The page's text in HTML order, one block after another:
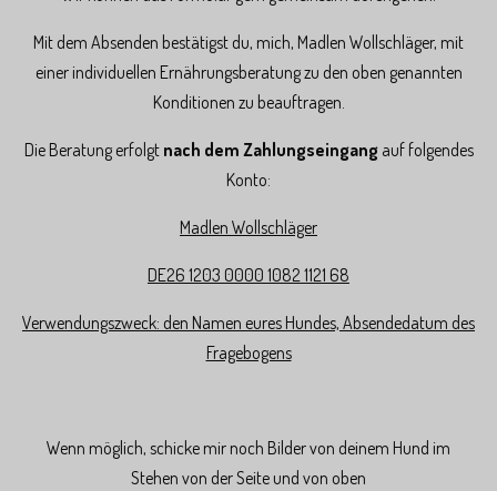
Mit dem Absenden bestätigst du, mich, Madlen Wollschläger, mit
einer individuellen Ernährungsberatung zu den oben genannten
Konditionen zu beauftragen.
Die Beratung erfolgt nach dem Zahlungseingangauf folgendes
Konto:
Madlen Wollschläger
DE26 1203 0000 1082 1121 68
Verwendungszweck: den Namen eures Hundes, Absendedatum des
Fragebogens
Wenn möglich, schicke mir noch Bilder von deinem Hund im
Stehen von der Seite und von oben